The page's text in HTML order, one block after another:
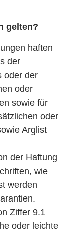
gelten?
haften
der
oder der
oder
sowie für
oder
Arglist
der Haftung
wie
werden
Ziffer 9.1
oder leichte